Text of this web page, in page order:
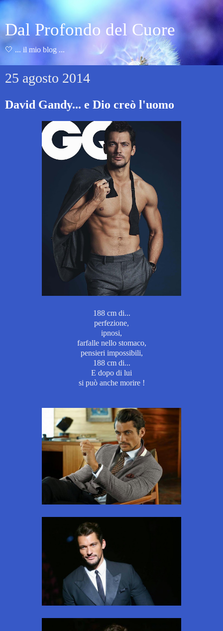
Dal Profondo del Cuore
🤍 ... il mio blog ...
25 agosto 2014
David Gandy... e Dio creò l'uomo
188 cm di...
perfezione,
ipnosi,
farfalle nello stomaco,
pensieri impossibili,
188 cm di...
E dopo di lui
si può anche morire !